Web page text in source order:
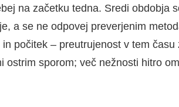
na začetku tedna. Sredi obdobja
a se ne odpovej preverjenim
počitek – preutrujenost v tem
ostrim sporom; več nežnosti hitro